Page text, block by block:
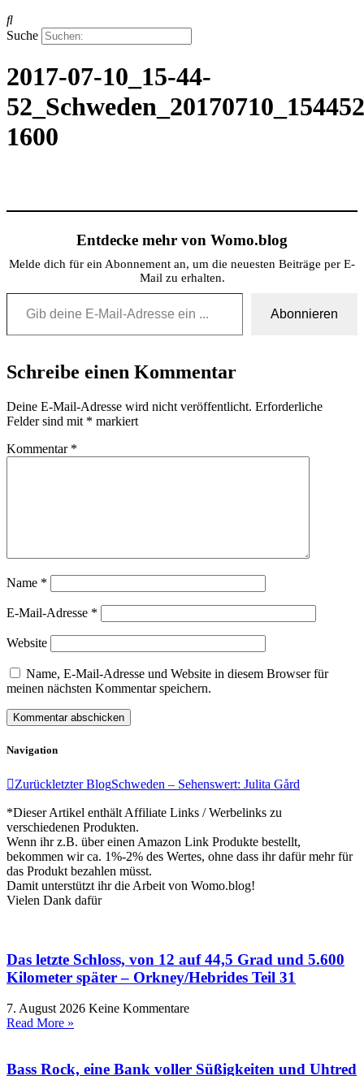
Suche
2017-07-10_15-44-
1600
Entdecke mehr von Womo.blog
Melde dich für ein Abonnement an, um die neuesten Beiträge per E-
Mail zu erhalten.
Gib deine E-Mail-Adresse ein ...
Abonnieren
Schreibe einen Kommentar
Deine E-Mail-Adresse wird nicht veröffentlicht. Erforderliche
Felder sind mit * markiert
Kommentar *
Name *
E-Mail-Adresse *
Website
Name, E-Mail-Adresse und Website in diesem Browser für
meinen nächsten Kommentar speichern.
Navigation
Zurückletzter BlogSchweden – Sehenswert: Julita Gård
*Dieser Artikel enthält Affiliate Links / Werbelinks zu
verschiedenen Produkten.
Wenn ihr z.B. über einen Amazon Link Produkte bestellt,
bekommen wir ca. 1%-2% des Wertes, ohne dass ihr dafür mehr für
das Produkt bezahlen müsst.
Damit unterstützt ihr die Arbeit von Womo.blog!
Vielen Dank dafür
Das letzte Schloss, von 12 auf 44,5 Grad und 5.600
Kilometer später – Orkney/Hebrides Teil 31
7. August 2026 Keine Kommentare
Read More »
Bass Rock, eine Bank voller Süßigkeiten und Uhtred